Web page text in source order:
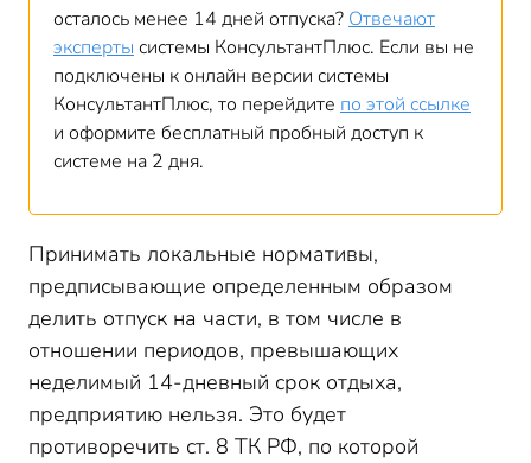
осталось менее 14 дней отпуска? Отвечают
эксперты системы КонсультантПлюс. Если вы не
подключены к онлайн версии системы
КонсультантПлюс, то перейдите по этой ссылке
и оформите бесплатный пробный доступ к
системе на 2 дня.
Принимать локальные нормативы,
предписывающие определенным образом
делить отпуск на части, в том числе в
отношении периодов, превышающих
неделимый 14-дневный срок отдыха,
предприятию нельзя. Это будет
противоречить ст. 8 ТК РФ, по которой